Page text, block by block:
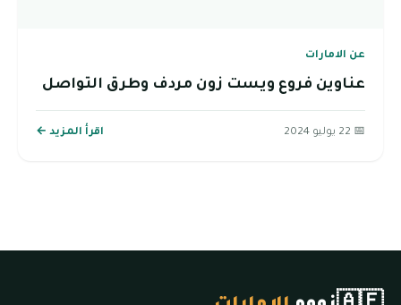
عن الامارات
عناوين فروع ويست زون مردف وطرق التواصل
📅 22 يوليو 2024 اقرأ المزيد ←